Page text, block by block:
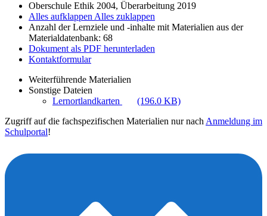
Oberschule Ethik 2004, Überarbeitung 2019
Alles aufklappen Alles zuklappen
Anzahl der Lernziele und -inhalte mit Materialien aus der
Materialdatenbank: 68
Dokument als PDF herunterladen
Kontaktformular
Weiterführende Materialien
Sonstige Dateien
Lernortlandkarten
(196.0 KB)
Zugriff auf die fachspezifischen Materialien nur nach Anmeldung im
Schulportal!